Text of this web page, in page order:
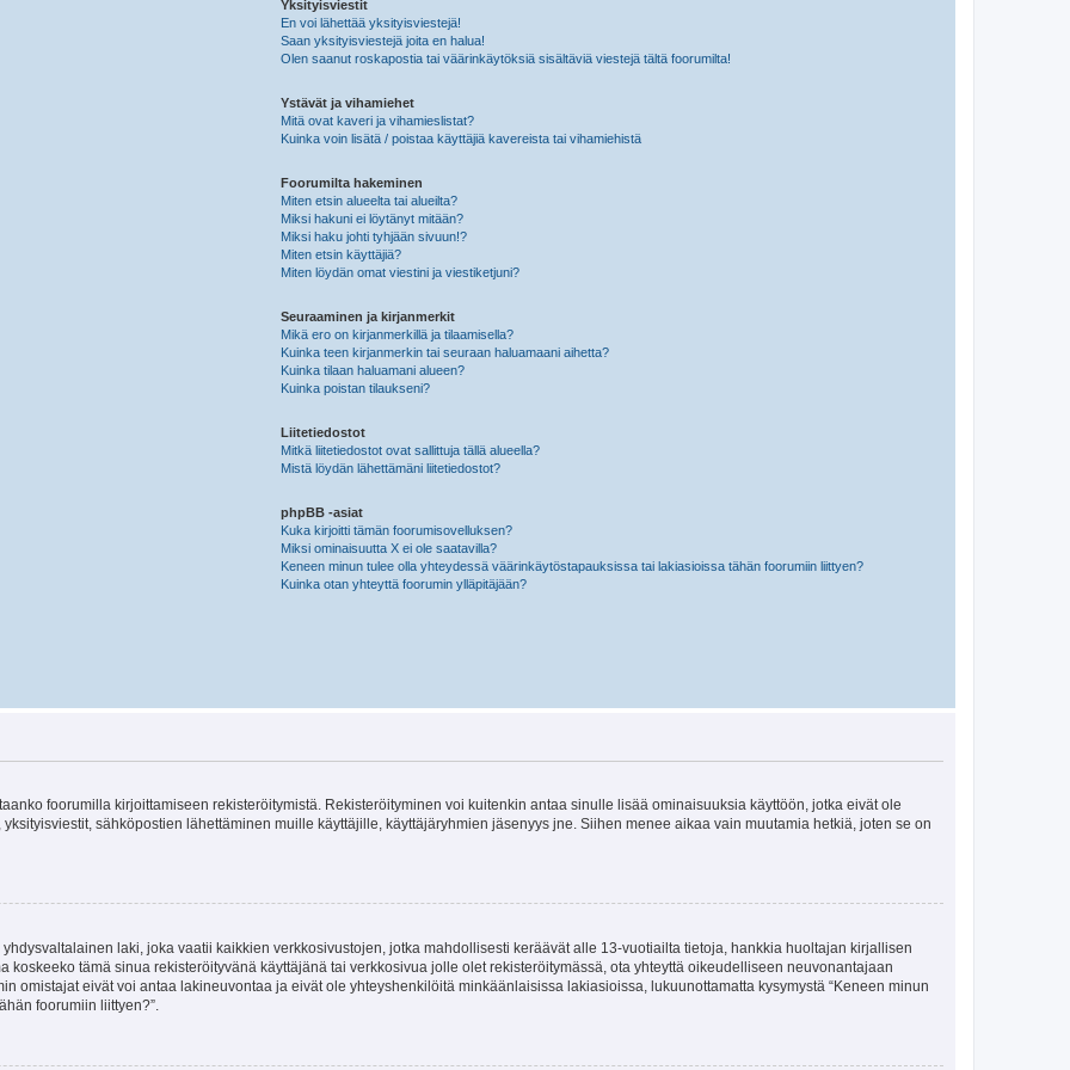
Yksityisviestit
En voi lähettää yksityisviestejä!
Saan yksityisviestejä joita en halua!
Olen saanut roskapostia tai väärinkäytöksiä sisältäviä viestejä tältä foorumilta!
Ystävät ja vihamiehet
Mitä ovat kaveri ja vihamieslistat?
Kuinka voin lisätä / poistaa käyttäjiä kavereista tai vihamiehistä
Foorumilta hakeminen
Miten etsin alueelta tai alueilta?
Miksi hakuni ei löytänyt mitään?
Miksi haku johti tyhjään sivuun!?
Miten etsin käyttäjiä?
Miten löydän omat viestini ja viestiketjuni?
Seuraaminen ja kirjanmerkit
Mikä ero on kirjanmerkillä ja tilaamisella?
Kuinka teen kirjanmerkin tai seuraan haluamaani aihetta?
Kuinka tilaan haluamani alueen?
Kuinka poistan tilaukseni?
Liitetiedostot
Mitkä liitetiedostot ovat sallittuja tällä alueella?
Mistä löydän lähettämäni liitetiedostot?
phpBB -asiat
Kuka kirjoitti tämän foorumisovelluksen?
Miksi ominaisuutta X ei ole saatavilla?
Keneen minun tulee olla yhteydessä väärinkäytöstapauksissa tai lakiasioissa tähän foorumiin liittyen?
Kuinka otan yhteyttä foorumin ylläpitäjään?
foorumilla kirjoittamiseen rekisteröitymistä. Rekisteröityminen voi kuitenkin antaa sinulle lisää ominaisuuksia käyttöön, jotka eivät ole
sähköpostien lähettäminen muille käyttäjille, käyttäjäryhmien jäsenyys jne. Siihen menee aikaa vain muutamia hetkiä, joten se on
yhdysvaltalainen laki, joka vaatii kaikkien verkkosivustojen, jotka mahdollisesti keräävät alle 13-vuotiailta tietoja, hankkia huoltajan kirjallisen
tämä sinua rekisteröityvänä käyttäjänä tai verkkosivua jolle olet rekisteröitymässä, ota yhteyttä oikeudelliseen neuvonantajaan
omistajat eivät voi antaa lakineuvontaa ja eivät ole yhteyshenkilöitä minkäänlaisissa lakiasioissa, lukuunottamatta kysymystä “Keneen minun
foorumiin liittyen?”.